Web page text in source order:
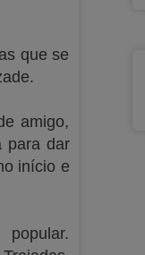
que se
amigo,
para dar
início e